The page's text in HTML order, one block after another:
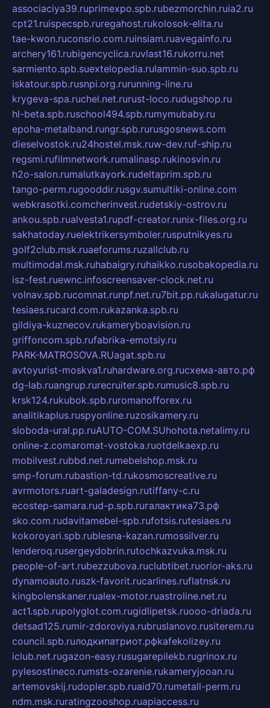
associaciya39.ruprimexpo.spb.rubezmorchin.ruia2.ru
cpt21.ruispecspb.ruregahost.rukolosok-elita.ru
tae-kwon.ruconsrio.com.ruinsiam.ruavegainfo.ru
archery161.rubigencyclica.ruvlast16.rukorru.net
sarmiento.spb.suextelopedia.rulammin-suo.spb.ru
iskatour.spb.rusnpi.org.rurunning-line.ru
krygeva-spa.ruchel.net.rurust-loco.rudugshop.ru
hl-beta.spb.ruschool494.spb.rumymubaby.ru
epoha-metalband.rungr.spb.rurusgosnews.com
dieselvostok.ru24hostel.msk.ruw-dev.ruf-ship.ru
regsmi.rufilmnetwork.rumalinasp.rukinosvin.ru
h2o-salon.rumalutkayork.rudeltaprim.spb.ru
tango-perm.rugooddir.rusgv.sumultiki-online.com
webkrasotki.comcherinvest.rudetskiy-ostrov.ru
ankou.spb.rualvesta1.rupdf-creator.runix-files.org.ru
sakhatoday.ruelektrikersymboler.rusputnikyes.ru
golf2club.msk.ruaeforums.ruzallclub.ru
multimodal.msk.ruhabaigry.ruhaikko.rusobakopedia.ru
isz-fest.ruewnc.infoscreensaver-clock.net.ru
volnav.spb.rucomnat.runpf.net.ru7bit.pp.rukalugatur.ru
tesiaes.rucard.com.rukazanka.spb.ru
gildiya-kuznecov.rukameryboavision.ru
griffoncom.spb.rufabrika-emotsiy.ru
PARK-MATROSOVA.RUagat.spb.ru
avtoyurist-moskva1.ruhardware.org.ruсхема-авто.рф
dg-lab.ruangrup.rurecruiter.spb.rumusic8.spb.ru
krsk124.rukubok.spb.ruromanofforex.ru
analitikaplus.ruspyonline.ruzosikamery.ru
sloboda-ural.pp.ruAUTO-COM.SUhohota.netalimy.ru
online-z.comaromat-vostoka.ruotdelkaexp.ru
mobilvest.rubbd.net.rumebelshop.msk.ru
smp-forum.rubastion-td.rukosmoscreative.ru
avrmotors.ruart-galadesign.rutiffany-c.ru
ecostep-samara.rud-p.spb.ruгалактика73.рф
sko.com.rudavitamebel-spb.rufotsis.rutesiaes.ru
kokoroyari.spb.rublesna-kazan.rumossilver.ru
lenderoq.rusergeydobrin.rutochkazvuka.msk.ru
people-of-art.rubezzubova.ruclubtibet.ruorior-aks.ru
dynamoauto.ruszk-favorit.rucarlines.ruflatnsk.ru
kingbolenskaner.rualex-motor.ruastroline.net.ru
act1.spb.rupolyglot.com.rugidlipetsk.ruooo-driada.ru
detsad125.rumir-zdoroviya.rubruslanovo.rusiterem.ru
council.spb.ruлодкипатриот.рфkafekolizey.ru
iclub.net.rugazon-easy.rusugarepilekb.rugrinox.ru
pylesostineco.rumsts-ozarenie.rukameryjooan.ru
artemovskij.rudopler.spb.ruaid70.rumetall-perm.ru
ndm.msk.ruratingzooshop.ruapiaccess.ru